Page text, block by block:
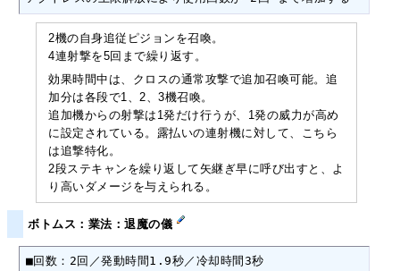
2機の自身追従ピジョンを召喚。
4連射撃を5回まで繰り返す。
効果時間中は、クロスの通常攻撃で追加召喚可能。追
加分は各段で1、2、3機召喚。
追加機からの射撃は1発だけ行うが、1発の威力が高め
に設定されている。露払いの連射機に対して、こちら
は追撃特化。
2段ステキャンを繰り返して矢継ぎ早に呼び出すと、よ
り高いダメージを与えられる。
ボトムス：業法：退魔の儀
■回数：2回／発動時間1.9秒／冷却時間3秒